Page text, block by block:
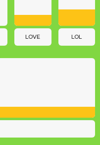
LOVE LOL